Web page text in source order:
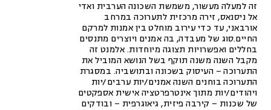
זה למעלה מעשור, משמשת השכונה הערבית ואדי
אל ניסנאס, זירה מרכזית לתערוכה במרחב
אורבאני, עד כדי עירוב מוחלט בין אמנות למרקם
החיים.סוג של מעבדה, בה אמנים ויוצרים מתנסים
בחללים ואפשרויות תצוגה מיוחדות. אלמנט זה
מקבל השנה משנה תוקף בשל הנושא המוביל את
התערוכה – העיסוק בשכונה ובתושביה. במסגרת
התערוכה בוחנים השנה אמנים/יות ערבים/יות
ויהודים/יות מתוך אינטרפרטציה אישית אספקטים
של שכנות – קירבה פיזית, גיאוגרפית – ובודקים